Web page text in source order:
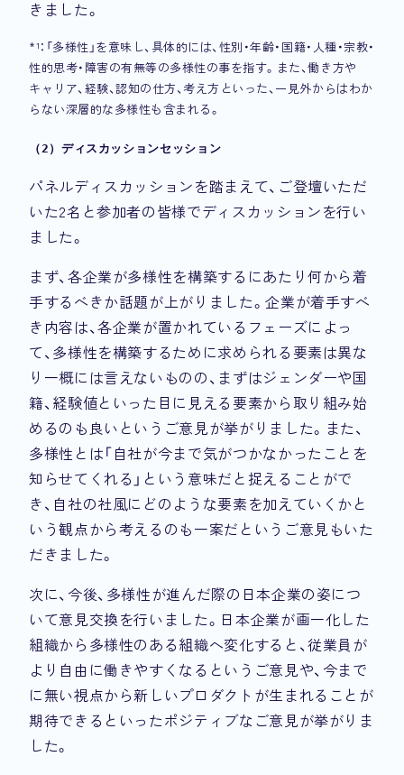
きました。
*¹：「多様性」を意味し、具体的には、性別・年齢・国籍・人種・宗教・
性的思考・障害の有無等の多様性の事を指す。また、働き方や
キャリア、経験、認知の仕方、考え方といった、一見外からはわか
らない深層的な多様性も含まれる。
（2）ディスカッションセッション
パネルディスカッションを踏まえて、ご登壇いただ
いた2名と参加者の皆様でディスカッションを行い
ました。
まず、各企業が多様性を構築するにあたり何から着
手するべきか話題が上がりました。企業が着手すべ
き内容は、各企業が置かれているフェーズによっ
て、多様性を構築するために求められる要素は異な
り一概には言えないものの、まずはジェンダーや国
籍、経験値といった目に見える要素から取り組み始
めるのも良いというご意見が挙がりました。また、
多様性とは「自社が今まで気がつかなかったことを
知らせてくれる」という意味だと捉えることがで
き、自社の社風にどのような要素を加えていくかと
いう観点から考えるのも一案だというご意見もいた
だきました。
次に、今後、多様性が進んだ際の日本企業の姿につ
いて意見交換を行いました。日本企業が画一化した
組織から多様性のある組織へ変化すると、従業員が
より自由に働きやすくなるというご意見や、今まで
に無い視点から新しいプロダクトが生まれることが
期待できるといったポジティブなご意見が挙がりま
した。